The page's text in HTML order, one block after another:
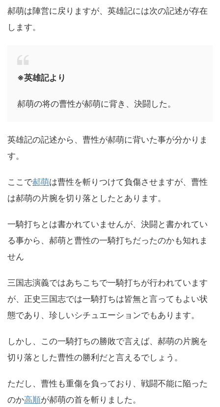
郝萌は陣営に戻りますが、英雄記には次の記述が存在
します。
※英雄記より
郝萌の将の曹性が郝萌に背き、決闘した。
英雄記の記述から、曹性が郝萌に背いた事が分かりま
す。
ここで郝萌は曹性を斬りつけて負傷させますが、曹性
は郝萌の片腕を切り落としたとあります。
一騎打ちとは書かれていませんが、決闘と書かれてい
る事から、郝萌と曹性の一騎打ちだったのかも知れま
せん
三国志演義ではあちこちで一騎打ちが行われています
が、正史三国志では一騎打ちは皆無と言ってもよい状
態であり、珍しいシチュエーションでもあります。
しかし、この一騎打ちの勝敗で言えば、郝萌の片腕を
切り落とした曹性の勝利だと言えるでしょう。
ただし、曹性も重傷を負っており、戦闘不能に陥った
のか高順が郝萌の首を斬りました。